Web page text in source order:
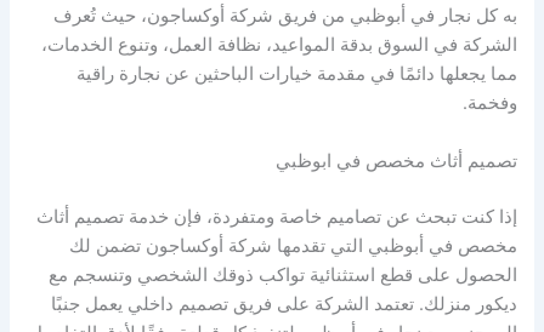
به كل نجار في أبوظبي من فريق شركة أوكساجون، حيث تُعرف
الشركة في السوق بدقة المواعيد، نظافة العمل، وتنوع الخدمات،
مما يجعلها دائمًا في مقدمة خيارات الباحثين عن نجارة راقية
وفخمة.
تصميم أثاث مخصص في ابوظبي
إذا كنت تبحث عن تصاميم خاصة ومتفردة، فإن خدمة تصميم أثاث
مخصص في أبوظبي التي تقدمها شركة أوكساجون تضمن لك
الحصول على قطع استثنائية تواكب ذوقك الشخصي وتنسجم مع
ديكور منزلك. تعتمد الشركة على فريق تصميم داخلي يعمل جنبًا